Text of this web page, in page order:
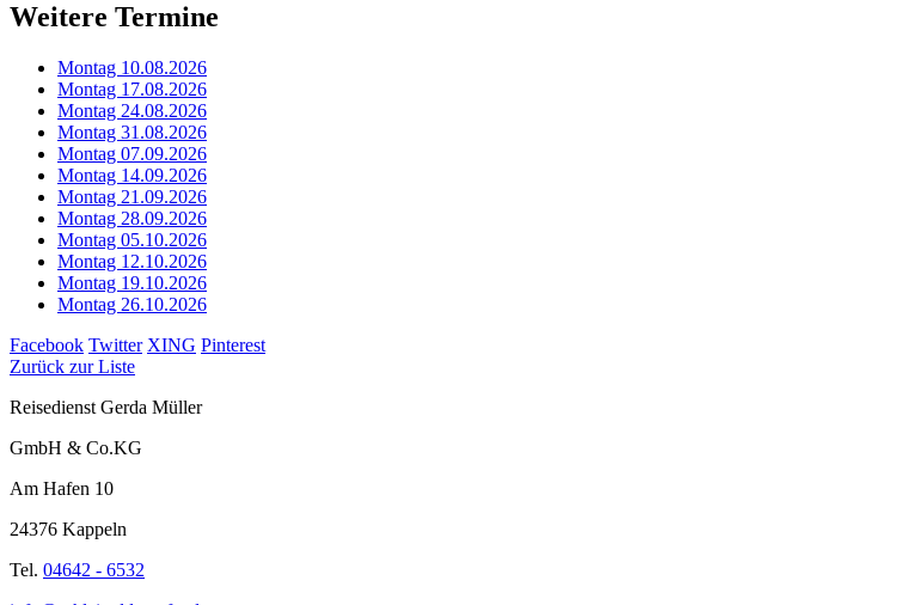
Weitere Termine
Montag 10.08.2026
Montag 17.08.2026
Montag 24.08.2026
Montag 31.08.2026
Montag 07.09.2026
Montag 14.09.2026
Montag 21.09.2026
Montag 28.09.2026
Montag 05.10.2026
Montag 12.10.2026
Montag 19.10.2026
Montag 26.10.2026
Facebook Twitter XING Pinterest
Zurück zur Liste
Reisedienst Gerda Müller
GmbH & Co.KG
Am Hafen 10
24376 Kappeln
Tel. 04642 - 6532